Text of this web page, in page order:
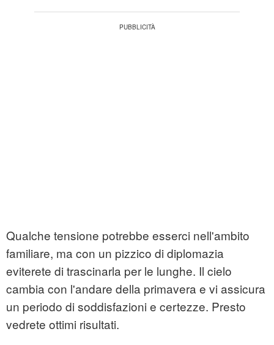
Qualche tensione potrebbe esserci nell'ambito
familiare, ma con un pizzico di diplomazia
eviterete di trascinarla per le lunghe. Il cielo
cambia con l'andare della primavera e vi assicura
un periodo di soddisfazioni e certezze. Presto
vedrete ottimi risultati.